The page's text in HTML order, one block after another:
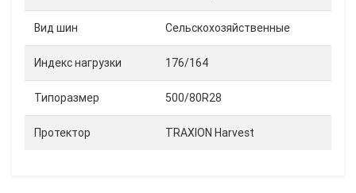
Вид шин Сельскохозяйственные
Индекс нагрузки 176/164
Типоразмер 500/80R28
Протектор TRAXION Harvest